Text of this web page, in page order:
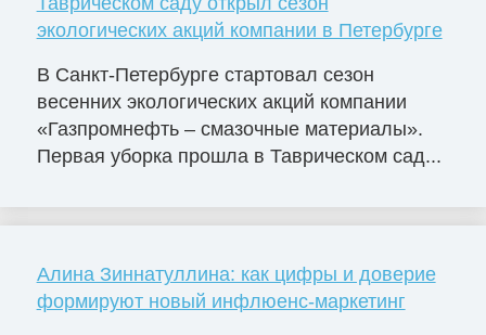
экологических акций компании в Петербурге
В Санкт-Петербурге стартовал сезон
весенних экологических акций компании
«Газпромнефть – смазочные материалы».
Первая уборка прошла в Таврическом сад...
Алина Зиннатуллина: как цифры и доверие
формируют новый инфлюенс-маркетинг